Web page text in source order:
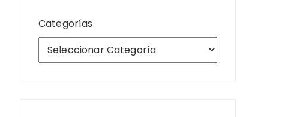
Categorías